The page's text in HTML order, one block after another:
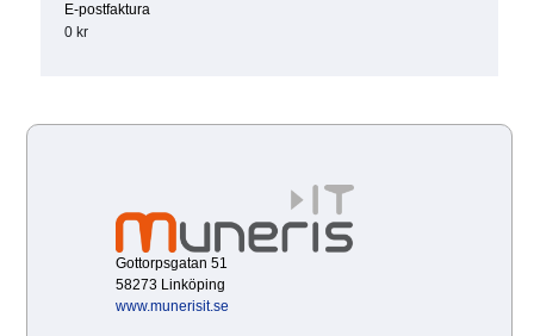
E-postfaktura
0 kr
Gottorpsgatan 51
58273 Linköping
www.munerisit.se